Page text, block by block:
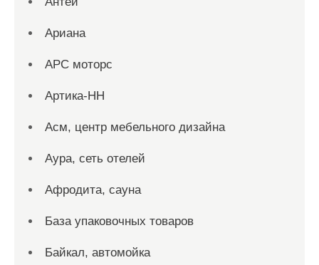
Ариана
АРС моторс
Артика-НН
Асм, центр мебельного дизайна
Аура, сеть отелей
Афродита, сауна
База упаковочных товаров
Байкал, автомойка